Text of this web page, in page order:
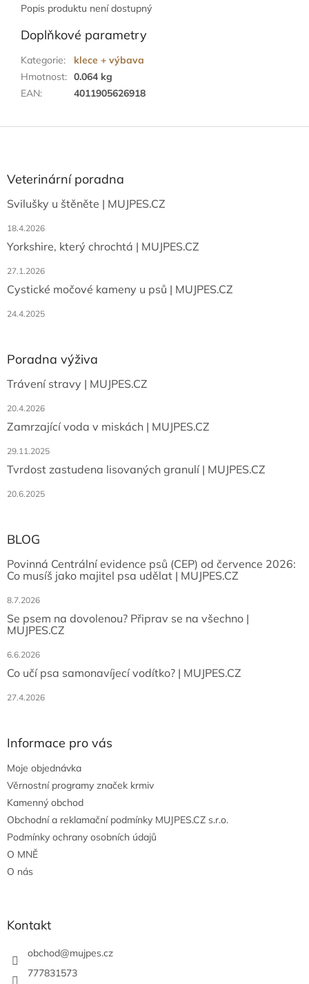
Popis produktu není dostupný
Doplňkové parametry
Kategorie:
klece + výbava
Hmotnost: 0.064 kg
EAN: 4011905626918
Z
aVeterinární poradna
Svilušky u štěněte | MUJPES.CZ
18.4.2026
Yorkshire, který chrochtá | MUJPES.CZ
27.1.2026
Cystické močové kameny u psů | MUJPES.CZ
24.4.2025
Poradna výživa
Trávení stravy | MUJPES.CZ
20.4.2026
Zamrzající voda v miskách | MUJPES.CZ
29.11.2025
Tvrdost zastudena lisovaných granulí | MUJPES.CZ
20.6.2025
BLOG
Povinná Centrální evidence psů (CEP) od července 2026:
Co musíš jako majitel psa udělat | MUJPES.CZ
8.7.2026
Se psem na dovolenou? Připrav se na všechno |
MUJPES.CZ
6.6.2026
Co učí psa samonavíjecí vodítko? | MUJPES.CZ
27.4.2026
Informace pro vás
Moje objednávka
Věrnostní programy značek krmiv
Kamenný obchod
Obchodní a reklamační podmínky MUJPES.CZ s.r.o.
Podmínky ochrany osobních údajů
O MNĚ
O nás
Kontakt
obchod@mujpes.cz
777831573